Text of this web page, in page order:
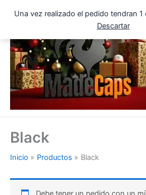
Una vez realizado el pedido tendran 1
Descartar
Black
Inicio Productos Black